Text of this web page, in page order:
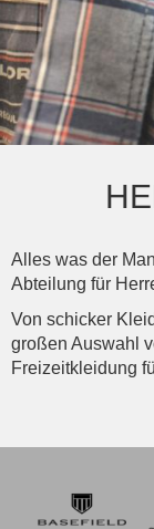
Alles was der
Abteilung für
Von schicker
großen Auswahl
Freizeitkleidung